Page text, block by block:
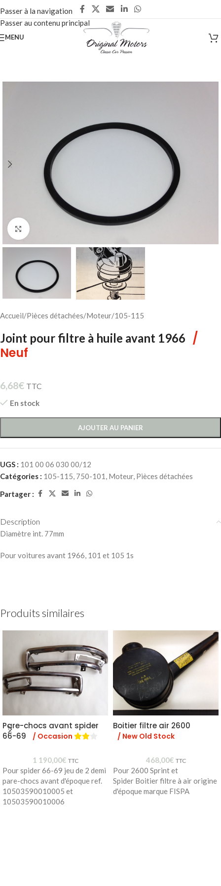
Passer à la navigation
Passer au contenu principal
MENU
Cliquez pour agrandir
Accueil/Pièces détachées/Moteur/105-115
Joint pour filtre à huile avant 1966 /
Neuf
6,68€ TTC
En stock
AJOUTER AU PANIER
UGS : 101 00 06 030 00/12
Catégories : 105-115, 750-101 , Moteur, Pièces détachées
Partager :
Description
Diamètre int. 77mm
Pour voitures avant 1966, 101 et 105 1s
Produits similaires
Pare-chocs avant spider
66-69
/ Occasion
1 190,00€ TTC
Pour spider 66-69 jeu de 2 demi
pare-chocs avant d'époque ref.
10503590010005 et
10503590010006
Boitier filtre air 2600
/ New Old Stock
468,00€ TTC
Pour 2600 Sprint et
Spider Boitier filtre à air origine
d'époque marque FISPA